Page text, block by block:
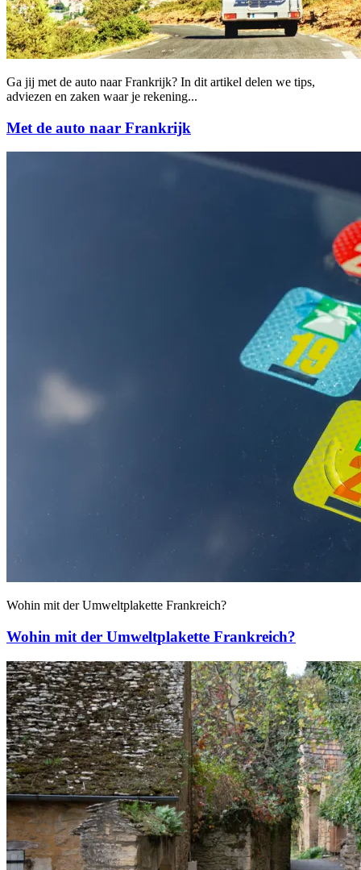
Ga jij met de auto naar Frankrijk? In dit artikel delen we tips,
adviezen en zaken waar je rekening...
Met de auto naar Frankrijk
Wohin mit der Umweltplakette Frankreich?
Wohin mit der Umweltplakette Frankreich?